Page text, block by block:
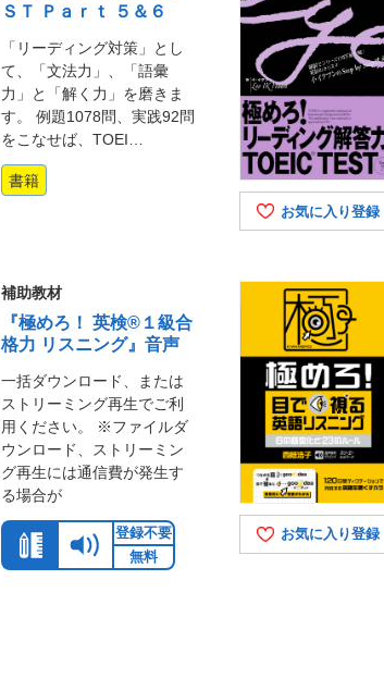
ＳＴ Ｐａｒｔ ５＆６
「リーディング対策」とし
て、「文法力」、「語彙
力」と「解く力」を磨きま
す。 例題1078問、実践92問
をこなせば、TOEI…
書籍
お気に入り登録
補助教材
『極めろ！ 英検®１級合
格力 リスニング』音声
一括ダウンロード、または
ストリーミング再生でご利
用ください。 ※ファイルダ
ウンロード、ストリーミン
グ再生には通信費が発生す
る場合が
登録不要
無料
お気に入り登録